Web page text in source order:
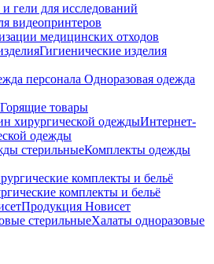
гели для исследований
видеопринтеров
медицинских отходов
Гигиенические изделия
Одноразовая одежда
Горящие товары
Интернет-
одежды
Комплекты одежды
комплекты и бельё
Продукция Новисет
Халаты одноразовые